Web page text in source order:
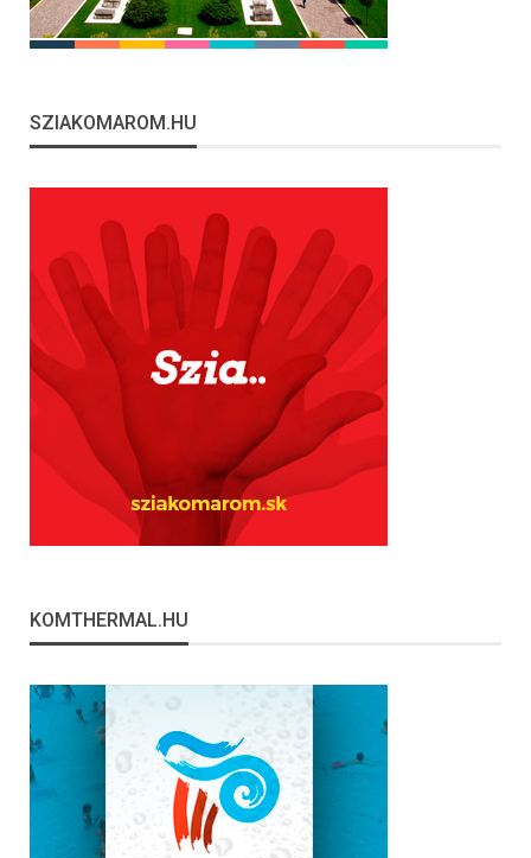
SZIAKOMAROM.HU
KOMTHERMAL.HU